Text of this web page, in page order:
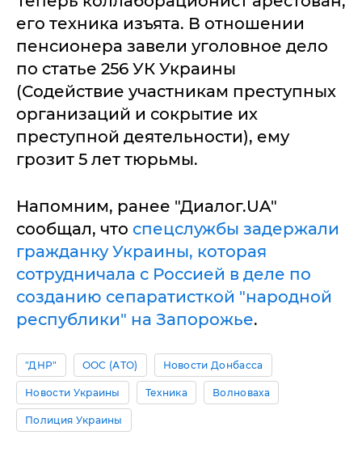
его техника изъята. В отношении
пенсионера завели уголовное дело
по статье 256 УК Украины
(Содействие участникам преступных
организаций и сокрытие их
преступной деятельности), ему
грозит 5 лет тюрьмы.
Напомним, ранее "Диалог.UA"
сообщал, что спецслужбы задержали
гражданку Украины, которая
сотрудничала с Россией в деле по
созданию сепаратисткой "народной
республики" на Запорожье.
"ДНР" ООС (АТО) Новости Донбасса
Новости Украины Техника Волноваха
Полиция Украины